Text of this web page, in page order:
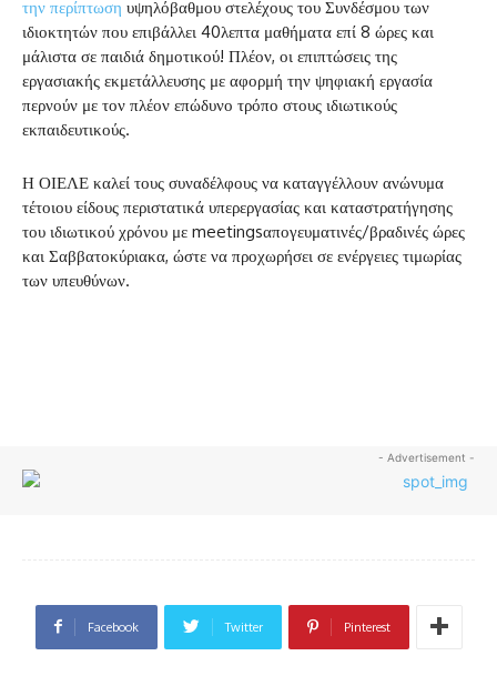
την περίπτωση υψηλόβαθμου στελέχους του Συνδέσμου των
ιδιοκτητών που επιβάλλει 40λεπτα μαθήματα επί 8 ώρες και
μάλιστα σε παιδιά δημοτικού! Πλέον, οι επιπτώσεις της
εργασιακής εκμετάλλευσης με αφορμή την ψηφιακή εργασία
περνούν με τον πλέον επώδυνο τρόπο στους ιδιωτικούς
εκπαιδευτικούς.
Η ΟΙΕΛΕ καλεί τους συναδέλφους να καταγγέλλουν ανώνυμα
τέτοιου είδους περιστατικά υπερεργασίας και καταστρατήγησης
του ιδιωτικού χρόνου με meetingsαπογευματινές/βραδινές ώρες
και Σαββατοκύριακα, ώστε να προχωρήσει σε ενέργειες τιμωρίας
των υπευθύνων.
- Advertisement -
Facebook Twitter Pinterest